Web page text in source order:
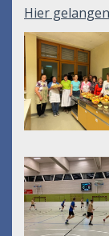
Hier